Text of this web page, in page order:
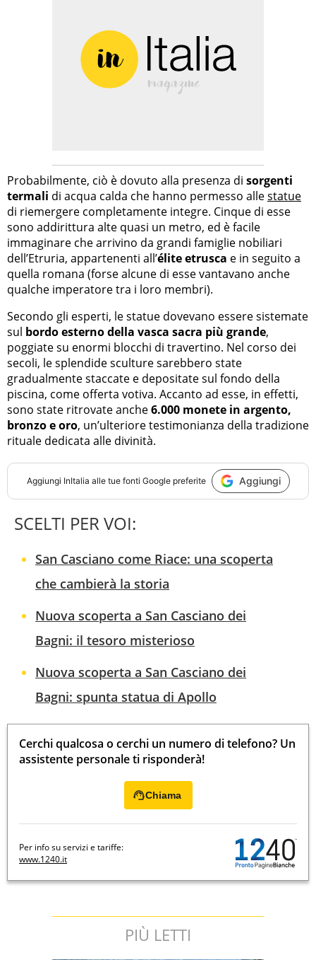
Probabilmente, ciò è dovuto alla presenza di sorgenti
termali di acqua calda che hanno permesso allestatue
di riemergere completamente integre. Cinque di esse
sono addirittura alte quasi un metro, ed è facile
immaginare che arrivino da grandi famiglie nobiliari
dell’Etruria, appartenenti all’élite etrusca e in seguito a
quella romana (forse alcune di esse vantavano anche
qualche imperatore tra i loro membri).
Secondo gli esperti, le statue dovevano essere sistemate
sul bordo esterno della vasca sacra più grande,
poggiate su enormi blocchi di travertino. Nel corso dei
secoli, le splendide sculture sarebbero state
gradualmente staccate e depositate sul fondo della
piscina, come offerta votiva. Accanto ad esse, in effetti,
sono state ritrovate anche6.000 monete in argento,
bronzo e oro, un’ulteriore testimonianza della tradizione
rituale dedicata alle divinità.
Aggiungi InItalia alle tue fonti Google preferite Aggiungi
SCELTI PER VOI:
San Casciano come Riace: una scoperta
che cambierà la storia
Nuova scoperta a San Casciano dei
Bagni: il tesoro misterioso
Nuova scoperta a San Casciano dei
Bagni: spunta statua di Apollo
Cerchi qualcosa o cerchi un numero di telefono? Un
assistente personale ti risponderà!
Chiama
Per info su servizi e tariffe:
www.1240.it
PIÙ LETTI